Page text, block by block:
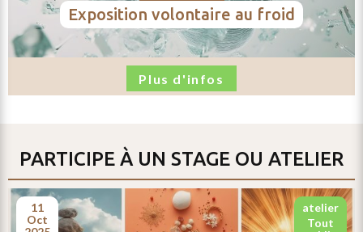
exposition volontaire au froid
Plus d'infos
PARTICIPE À UN STAGE OU ATELIER
11
oct
atelier
tout
aucune
donnée
personnelle